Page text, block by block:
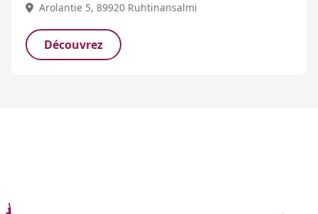
Arolantie 5, 89920 Ruhtinansalmi
Découvrez